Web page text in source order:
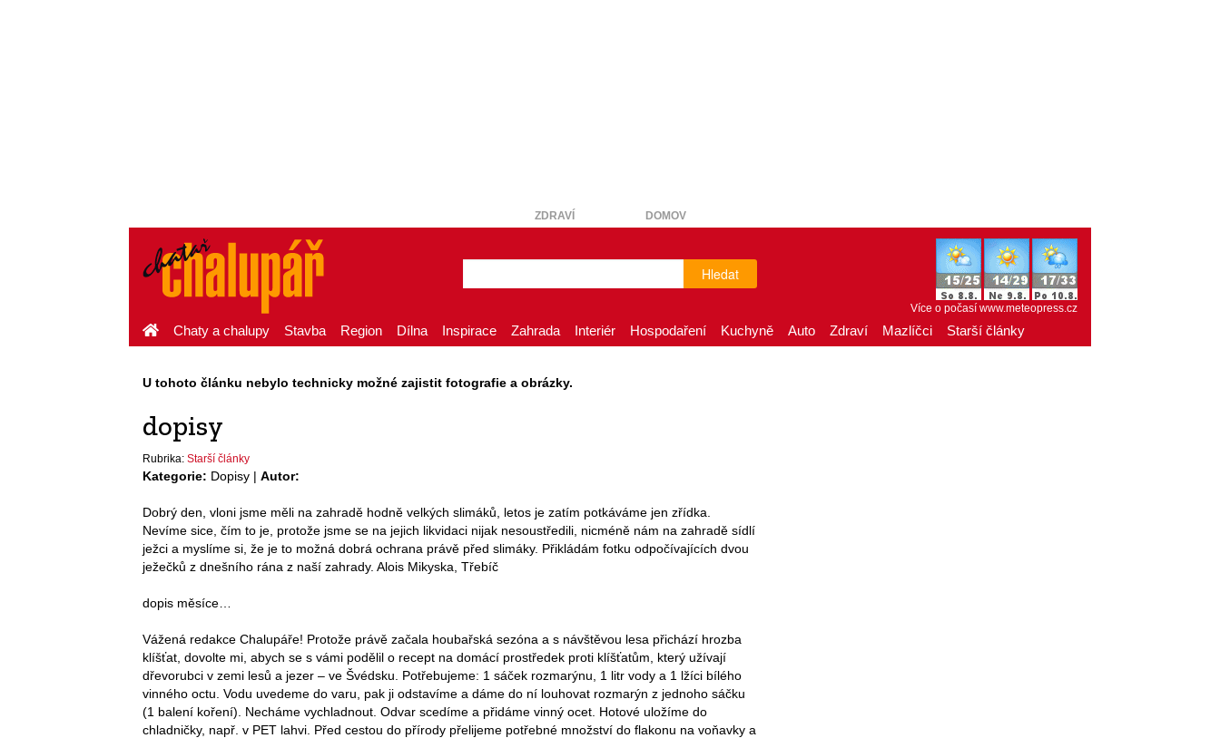
ZDRAVÍ DOMOV
Hledat
Více o počasí www.meteopress.cz
Chaty a chalupy Stavba Region Dílna Inspirace Zahrada Interiér Hospodaření Kuchyně Auto Zdraví Mazlíčci Starší články
U tohoto článku nebylo technicky možné zajistit fotografie a obrázky.
dopisy
Rubrika: Starší články
Kategorie: Dopisy | Autor:
Dobrý den, vloni jsme měli na zahradě hodně velkých slimáků, letos je zatím potkáváme jen zřídka.
Nevíme sice, čím to je, protože jsme se na jejich likvidaci nijak nesoustředili, nicméně nám na zahradě sídlí
ježci a myslíme si, že je to možná dobrá ochrana právě před slimáky. Přikládám fotku odpočívajících dvou
ježečků z dnešního rána z naší zahrady. Alois Mikyska, Třebíč
dopis měsíce…
Vážená redakce Chalupáře! Protože právě začala houbařská sezóna a s návštěvou lesa přichází hrozba
klíšťat, dovolte mi, abych se s vámi podělil o recept na domácí prostředek proti klíšťatům, který užívají
dřevorubci v zemi lesů a jezer – ve Švédsku. Potřebujeme: 1 sáček rozmarýnu, 1 litr vody a 1 lžíci bílého
vinného octu. Vodu uvedeme do varu, pak ji odstavíme a dáme do ní louhovat rozmarýn z jednoho sáčku
(1 balení koření). Necháme vychladnout. Odvar scedíme a přidáme vinný ocet. Hotové uložíme do
chladničky, např. v PET lahvi. Před cestou do přírody přelijeme potřebné množství do flakonu na voňavky a